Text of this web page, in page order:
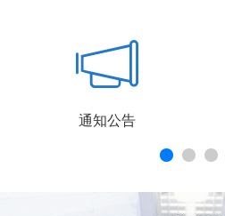
通知公告